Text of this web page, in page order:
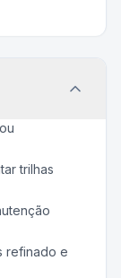
trilhas
refinado e